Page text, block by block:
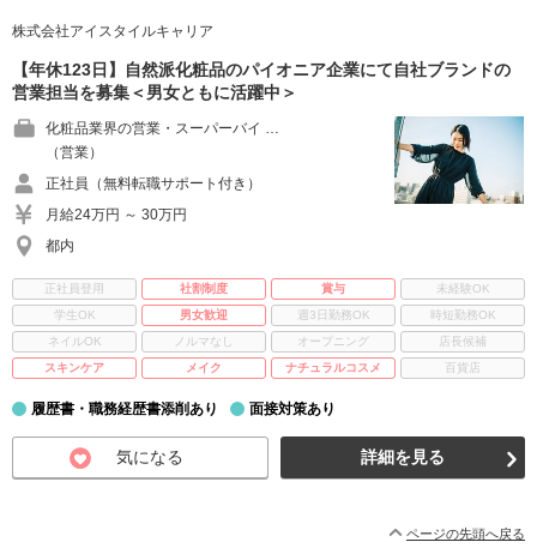
株式会社アイスタイルキャリア
【年休123日】自然派化粧品のパイオニア企業にて自社ブランドの
営業担当を募集＜男女ともに活躍中＞
化粧品業界の営業・スーパーバイ …
（営業）
正社員（無料転職サポート付き）
月給24万円 ～ 30万円
都内
正社員登用 社割制度 賞与
未経験OK
学生OK
男女歓迎 週3日勤務OK
時短勤務OK
ネイルOK
ノルマなし オープニング
店長候補
スキンケア
メイク ナチュラルコスメ 百貨店
履歴書・職務経歴書添削あり 面接対策あり
気になる 詳細を見る
ページの先頭へ戻る